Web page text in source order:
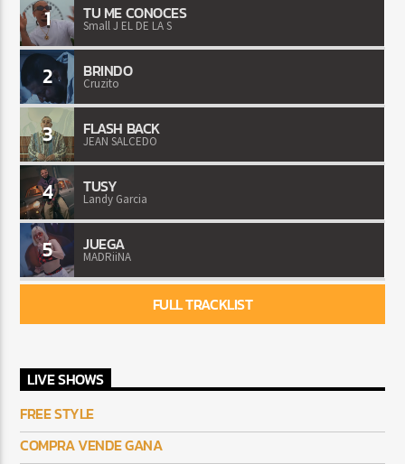
1 TU ME CONOCES
Small J EL DE LA S
2 BRINDO
Cruzito
3 FLASH BACK
JEAN SALCEDO
4 TUSY
Landy Garcia
5 JUEGA
MADRiiNA
FULL TRACKLIST
LIVE SHOWS
FREE STYLE
COMPRA VENDE GANA